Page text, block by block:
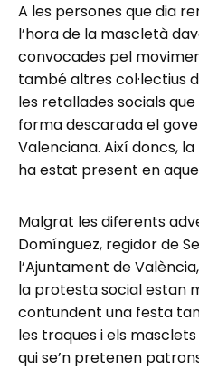
A les persones que dia
l’hora de la mascletà
convocades pel
també altres col·lectius
les retallades socials
forma descarada el
Valenciana. Així doncs,
ha estat present en
Malgrat les diferents
Domínguez, regidor de
l’Ajuntament de
la protesta social estan
contundent una festa
les traques i els
qui se’n pretenen